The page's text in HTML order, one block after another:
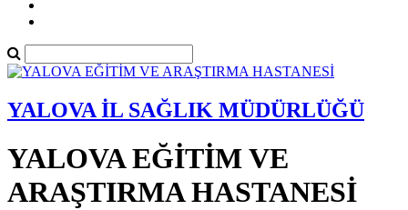
YALOVA İL SAĞLIK MÜDÜRLÜĞÜ
YALOVA EĞİTİM VE
ARAŞTIRMA HASTANESİ